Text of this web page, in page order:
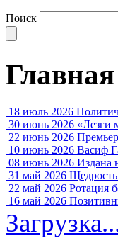
Поиск
18 июль 2026
30 июнь 2026 «Лезги
22 июнь 2026
10 июнь 2026 Васиф
08 июнь 2026 Издана
31 май 2026
22 май 2026 Ротация
16 май 2026